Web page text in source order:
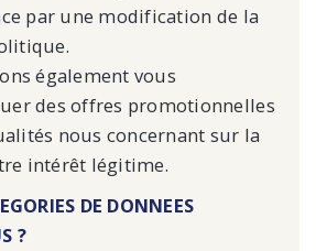
par une modification de la
également vous
des offres promotionnelles
nous concernant sur la
intérêt légitime.
DE DONNEES
?